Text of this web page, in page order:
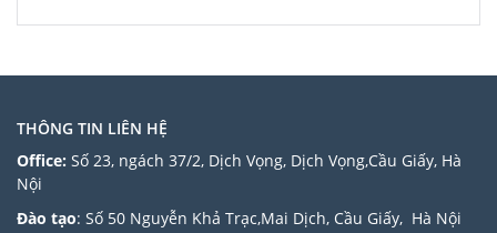
THÔNG TIN LIÊN HỆ
Office: Số 23, ngách 37/2, Dịch Vọng, Dịch Vọng,Cầu Giấy, Hà
Nội
Đào tạo: Số 50 Nguyễn Khả Trạc,Mai Dịch, Cầu Giấy, Hà Nội